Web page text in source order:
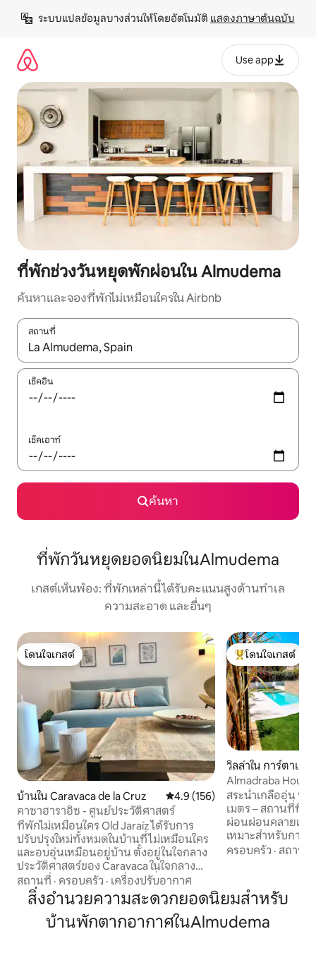
เนื้อหา
ระบบแปลข้อมูลบางส่วนให้โดยอัตโนมัติ แสดงภาษาต้นฉบับ
Use app
ที่พักช่วงวันหยุดพักผ่อนใน Almudema
ค้นหาและจองที่พักไม่เหมือนใครใน Airbnb
สถานที่
ใช้ลูกศรขึ้นลง หรือใช้การสัมผัสหรือปัด เพื่อสำรวจผลการค้นหา
เช็คอิน
เช็คเอาท์
ค้นหา
ที่พักวันหยุดยอดนิยมในAlmudema
เกสต์เห็นพ้อง: ที่พักเหล่านี้ได้รับคะแนนสูงด้านทำเล
ความสะอาด และอื่นๆ
โดนใจเกสต์
โดนใจเกสต์
บ้านใน Caravaca de la Cruz คะแนนเฉลี่ย 4.9 จาก 5, 156 รีวิว
4.9 (156)
คาซาฮาราอิซ - ศูนย์ประวัติศาสตร์
ที่พักไม่เหมือนใคร Old Jaraíz ได้รับการ
ปรับปรุงใหม่ทั้งหมดในบ้านที่ไม่เหมือนใคร
และอบอุ่นเหมือนอยู่บ้าน ตั้งอยู่ในใจกลาง
ประวัติศาสตร์ของ Caravaca ในใจกลาง
ประวัติศาสตร์ของ Caravaca ที่เท้าของ
ปราสาท Santuario de la Vera Cruz ห่าง
จากพื้นที่มรดกและพิพิธภัณฑ์หลักเพียงไม่
กี่เมตร ที่พักที่ไม่เหมือนใคร jaraíz เก่าได้รับ
การตกแต่งใหม่ทั้งหมดให้เป็นบ้านที่มี
สถานที่ · ครอบครัว · เครื่องปรับอากาศ
โดนใจเกสต์ที่สุด
โดนใจเกสต์
วิลล่าใน การ์ตาเฮน
Almadraba
สระน้ำเกลืออุ่น ห่า
เมตร – สถานที่ที่
ผ่อนผ่อนคลายแล
เหมาะสำหรับการ
การพักผ่อนแบบค
พร้อมเลานจ์และโ
ห้องสุขาสำหรับผู้เ
อุปกรณ์ครบครัน ห้
บานใหญ่และเพดา
ครอบครัว · สถานที่
สิ่งอำนวยความสะดวกยอดนิยมสำหรับ
บ้านพักตากอากาศในAlmudema